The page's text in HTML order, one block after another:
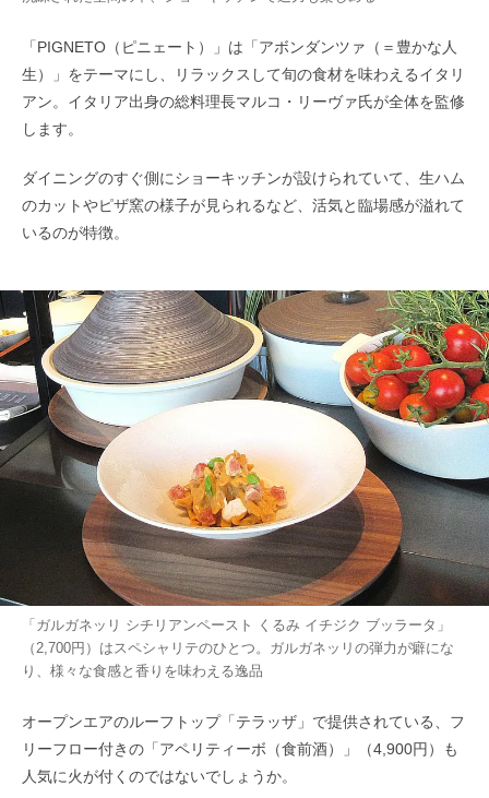
「PIGNETO（ピニェート）」は「アボンダンツァ（＝豊かな人
生）」をテーマにし、リラックスして旬の食材を味わえるイタリ
アン。イタリア出身の総料理長マルコ・リーヴァ氏が全体を監修
します。
ダイニングのすぐ側にショーキッチンが設けられていて、生ハム
のカットやピザ窯の様子が見られるなど、活気と臨場感が溢れて
いるのが特徴。
「ガルガネッリ シチリアンペースト くるみ イチジク ブッラータ」
（2,700円）はスペシャリテのひとつ。ガルガネッリの弾力が癖にな
り、様々な食感と香りを味わえる逸品
オープンエアのルーフトップ「テラッザ」で提供されている、フ
リーフロー付きの「アペリティーボ（食前酒）」（4,900円）も
人気に火が付くのではないでしょうか。